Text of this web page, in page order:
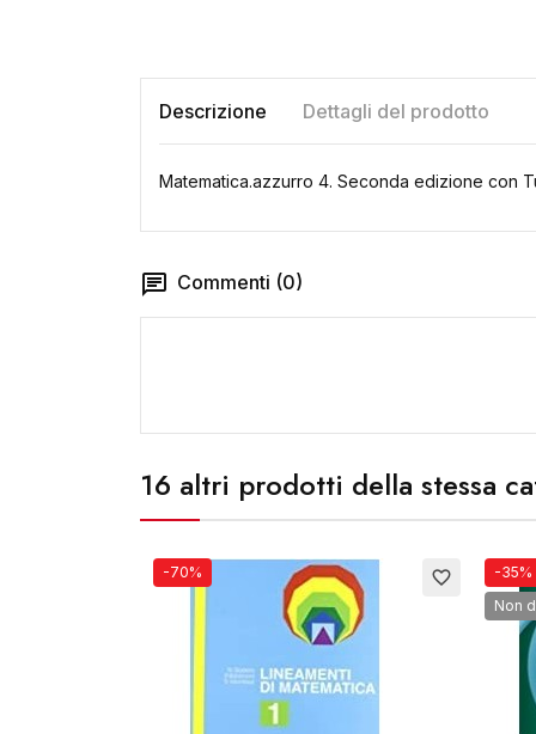
Descrizione Dettagli del prodotto
Matematica.azzurro 4. Seconda edizione con
Commenti (0)
16 altri prodotti della stessa
favorite_border
-70%
-35%
Non